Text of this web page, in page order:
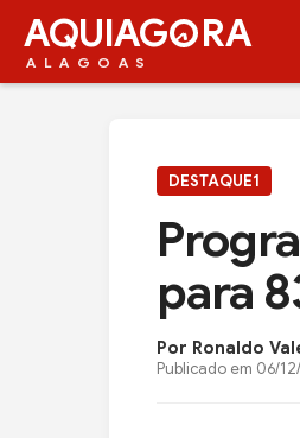
AQUIAG RA
ALAGOAS
DESTAQUE1
para
Por Ronaldo
Publicado em 06/